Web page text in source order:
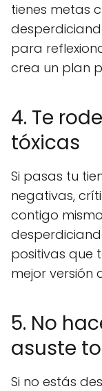
tienes metas
para
crea un plan
4. Te
tóxicas
Si pasas tu
negativas,
contigo
positivas que
mejor versión
5. No
asuste
Si no estás